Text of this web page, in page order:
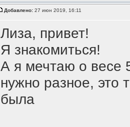
Добавлено:27 июн 2019, 16:11
Лиза, привет!
Я знакомиться!
А я мечтаю о весе
нужно разное, это
была